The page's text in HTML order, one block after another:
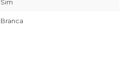
Sim
Branca